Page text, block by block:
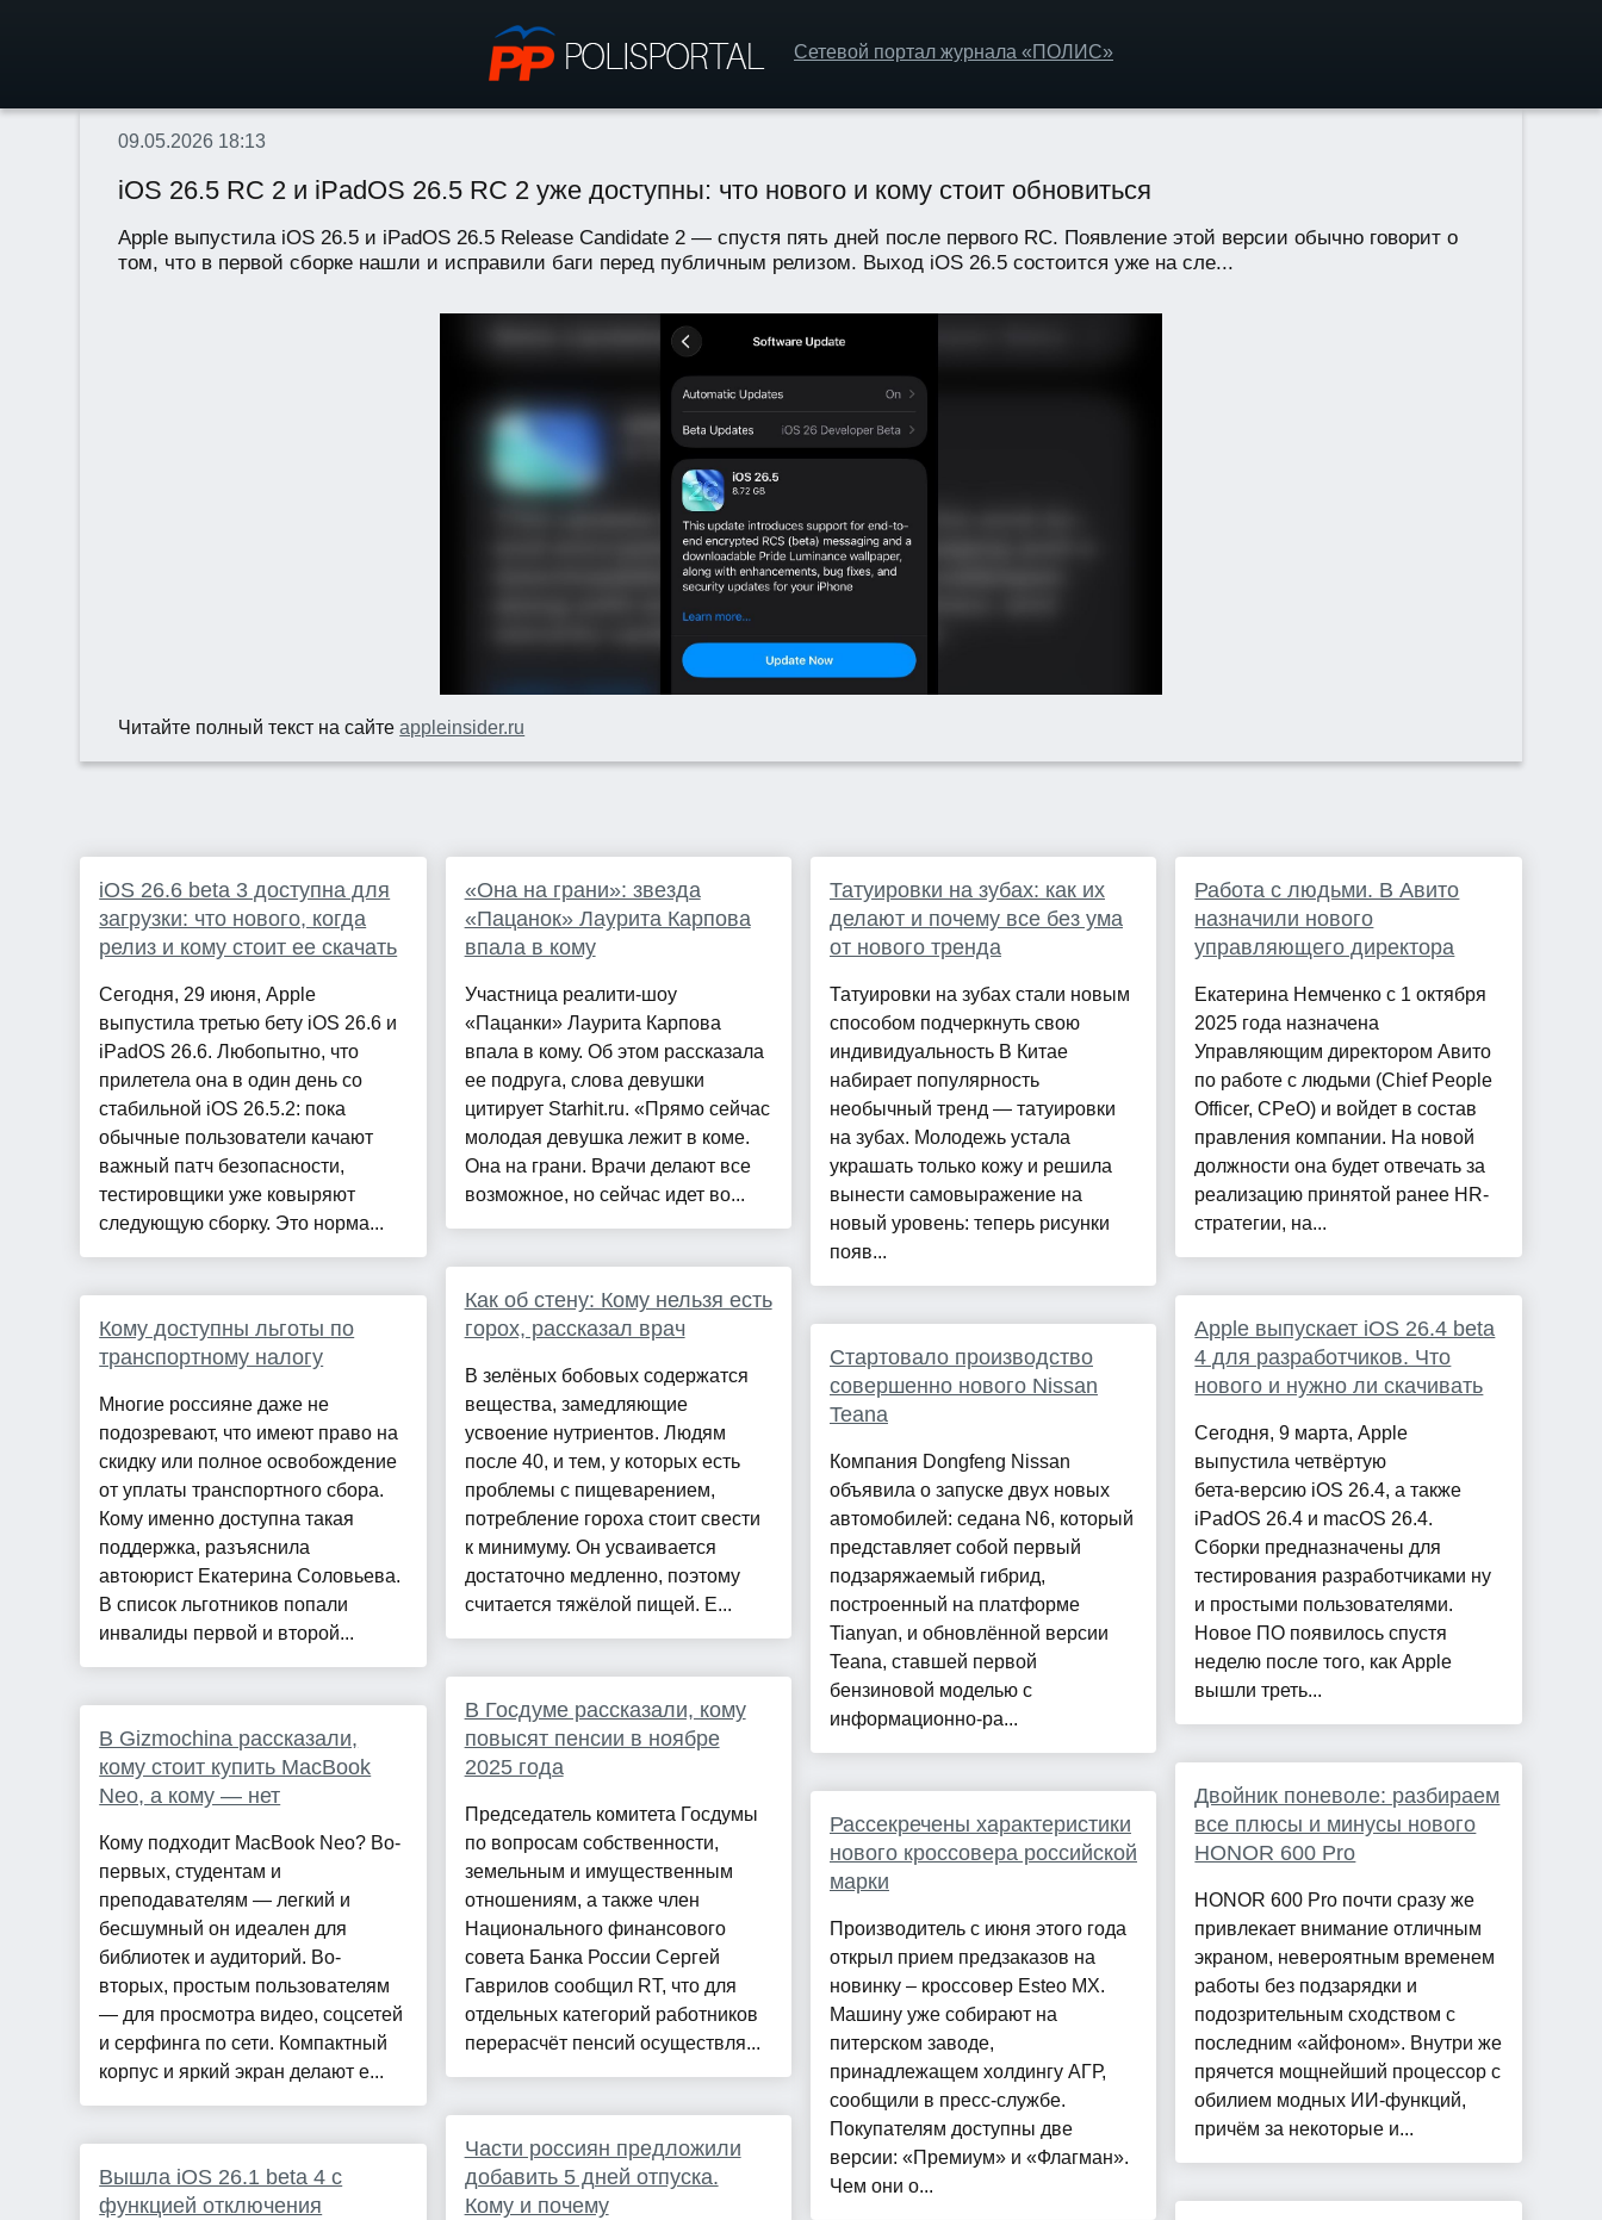
Сетевой портал журнала «ПОЛИС»
09.05.2026 18:13
iOS 26.5 RC 2 и iPadOS 26.5 RC 2 уже доступны: что нового и кому стоит обновиться
Apple выпустила iOS 26.5 и iPadOS 26.5 Release Candidate 2 — спустя пять дней после первого RC. Появление этой версии обычно говорит о
том, что в первой сборке нашли и исправили баги перед публичным релизом. Выход iOS 26.5 состоится уже на сле...
Читайте полный текст на сайтеappleinsider.ru
iOS 26.6 beta 3 доступна для
загрузки: что нового, когда
релиз и кому стоит ее скачать
Сегодня, 29 июня, Apple
выпустила третью бету iOS 26.6 и
iPadOS 26.6. Любопытно, что
прилетела она в один день со
стабильной iOS 26.5.2: пока
обычные пользователи качают
важный патч безопасности,
тестировщики уже ковыряют
следующую сборку. Это норма...
Кому доступны льготы по
транспортному налогу
Многие россияне даже не
подозревают, что имеют право на
скидку или полное освобождение
от уплаты транспортного сбора.
Кому именно доступна такая
поддержка, разъяснила
автоюрист Екатерина Соловьева.
В список льготников попали
инвалиды первой и второй...
В Gizmochina рассказали,
кому стоит купить MacBook
Neo, а кому — нет
Кому подходит MacBook Neo? Во-
первых, студентам и
преподавателям — легкий и
бесшумный он идеален для
библиотек и аудиторий. Во-
вторых, простым пользователям
— для просмотра видео, соцсетей
и серфинга по сети. Компактный
корпус и яркий экран делают е...
Вышла iOS 26.1 beta 4 с
функцией отключения
«Она на грани»: звезда
«Пацанок» Лаурита Карпова
впала в кому
Участница реалити-шоу
«Пацанки» Лаурита Карпова
впала в кому. Об этом рассказала
ее подруга, слова девушки
цитирует Starhit.ru. «Прямо сейчас
молодая девушка лежит в коме.
Она на грани. Врачи делают все
возможное, но сейчас идет во...
Как об стену: Кому нельзя есть
горох, рассказал врач
В зелёных бобовых содержатся
вещества, замедляющие
усвоение нутриентов. Людям
после 40, и тем, у которых есть
проблемы с пищеварением,
потребление гороха стоит свести
к минимуму. Он усваивается
достаточно медленно, поэтому
считается тяжёлой пищей. Е...
В Госдуме рассказали, кому
повысят пенсии в ноябре
2025 года
Председатель комитета Госдумы
по вопросам собственности,
земельным и имущественным
отношениям, а также член
Национального финансового
совета Банка России Сергей
Гаврилов сообщил RT, что для
отдельных категорий работников
перерасчёт пенсий осуществля...
Части россиян предложили
добавить 5 дней отпуска.
Кому и почему
Татуировки на зубах: как их
делают и почему все без ума
от нового тренда
Татуировки на зубах стали новым
способом подчеркнуть свою
индивидуальность В Китае
набирает популярность
необычный тренд — татуировки
на зубах. Молодежь устала
украшать только кожу и решила
вынести самовыражение на
новый уровень: теперь рисунки
появ...
Стартовало производство
совершенно нового Nissan
Teana
Компания Dongfeng Nissan
объявила о запуске двух новых
автомобилей: седана N6, который
представляет собой первый
подзаряжаемый гибрид,
построенный на платформе
Tianyan, и обновлённой версии
Teana, ставшей первой
бензиновой моделью с
информационно-ра...
Рассекречены характеристики
нового кроссовера российской
марки
Производитель с июня этого года
открыл прием предзаказов на
новинку – кроссовер Esteo MX.
Машину уже собирают на
питерском заводе,
принадлежащем холдингу АГР,
сообщили в пресс-службе.
Покупателям доступны две
версии: «Премиум» и «Флагман».
Чем они о...
Работа с людьми. В Авито
назначили нового
управляющего директора
Екатерина Немченко с 1 октября
2025 года назначена
Управляющим директором Авито
по работе с людьми (Chief People
Officer, CPeO) и войдет в состав
правления компании. На новой
должности она будет отвечать за
реализацию принятой ранее HR-
стратегии, на...
Apple выпускает iOS 26.4 beta
4 для разработчиков. Что
нового и нужно ли скачивать
Сегодня, 9 марта, Apple
выпустила четвёртую
бета‑версию iOS 26.4, а также
iPadOS 26.4 и macOS 26.4.
Сборки предназначены для
тестирования разработчиками ну
и простыми пользователями.
Новое ПО появилось спустя
неделю после того, как Apple
вышли треть...
Двойник поневоле: разбираем
все плюсы и минусы нового
HONOR 600 Pro
HONOR 600 Pro почти сразу же
привлекает внимание отличным
экраном, невероятным временем
работы без подзарядки и
подозрительным сходством с
последним «айфоном». Внутри же
прячется мощнейший процессор с
обилием модных ИИ-функций,
причём за некоторые и...